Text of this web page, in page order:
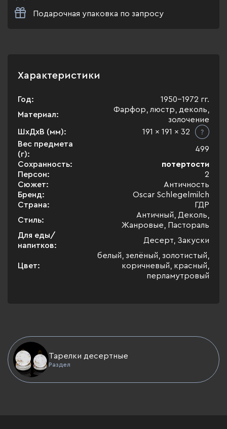
Подарочная упаковка по запросу
Характеристики
Год:
1950-1972 гг.
Материал:
Фарфор, люстр, деколь,
золочение
ШхДхВ (мм):
191 x 191 x 32
Вес предмета
(г):
499
Сохранность:
потертости
Персон:
2
Сюжет:
Античность
Бренд:
Oscar Schlegelmilch
Страна:
ГДР
Стиль:
Античный, Деколь,
Жанровые, Пастораль
Для еды/
напитков:
Десерт, Закуски
Цвет:
белый, зелёный, золотистый,
коричневый, красный,
перламутровый
Тарелки десертные
Раздел